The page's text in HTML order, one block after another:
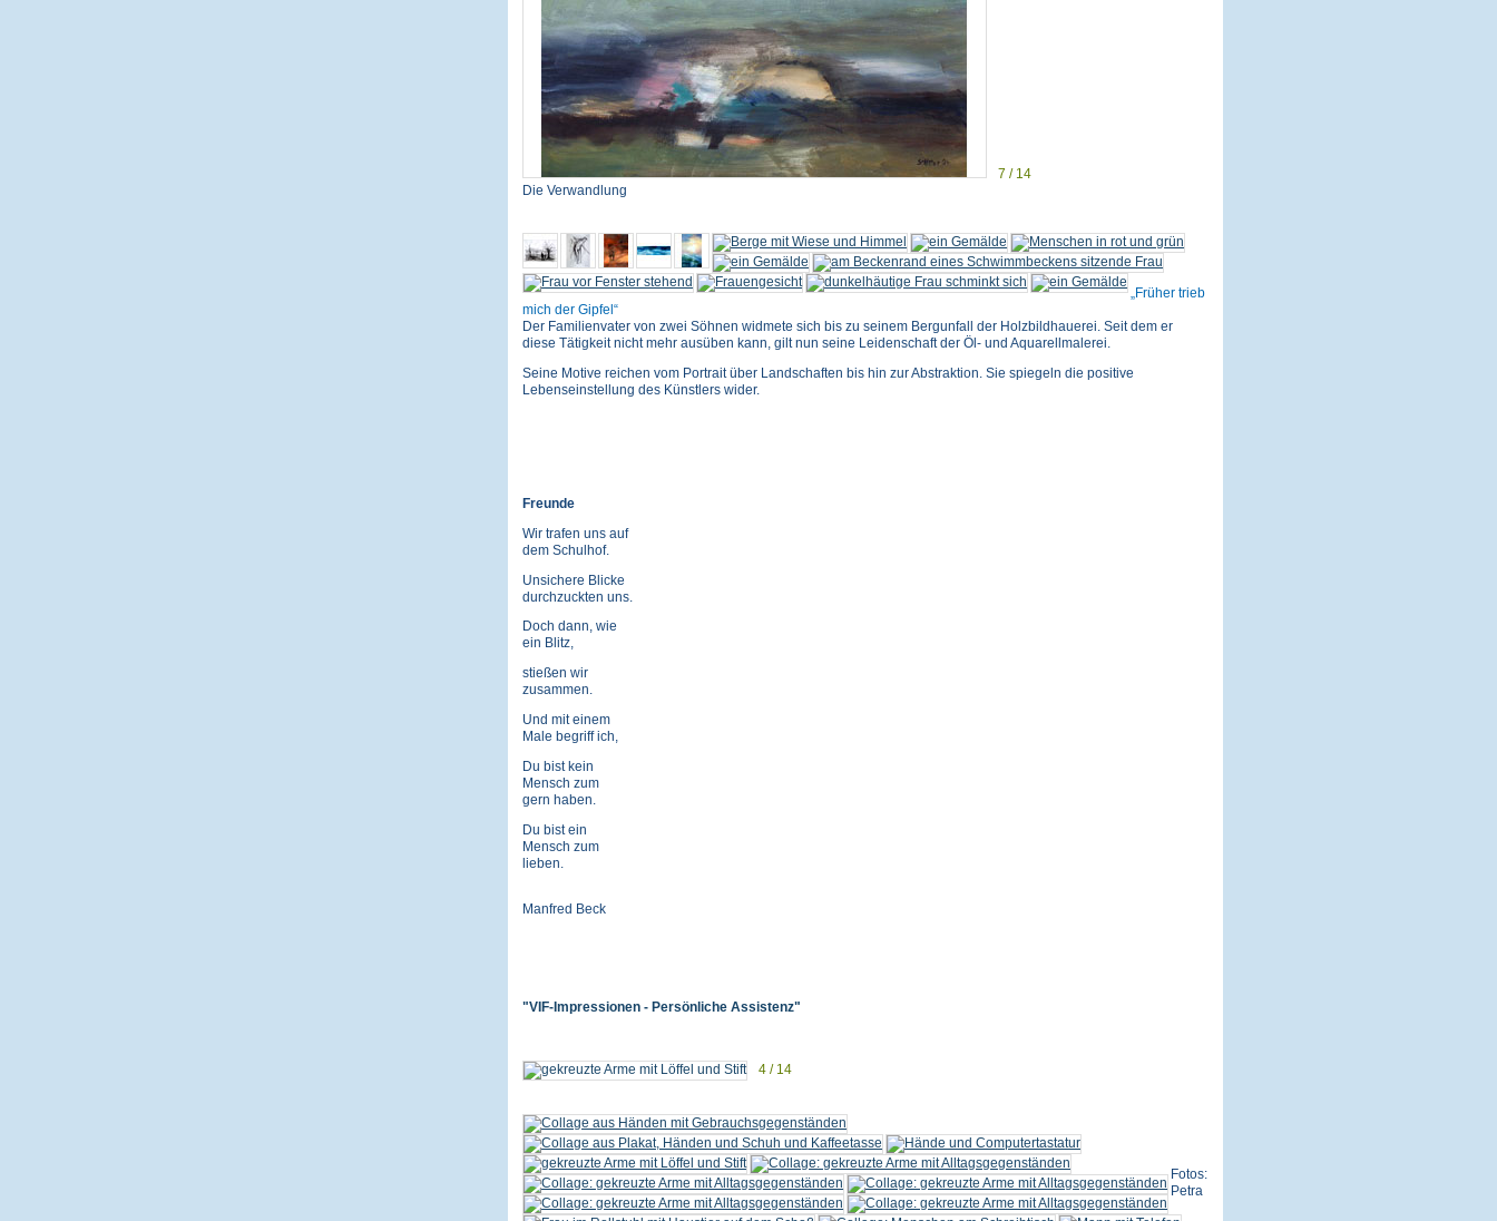
7 / 14
Die Verwandlung
Früher trieb
mich der Gipfel
Der Familienvater von zwei Söhnen widmete sich bis zu seinem Bergunfall der Holzbildhauerei. Seit dem er
diese Tätigkeit nicht mehr ausüben kann, gilt nun seine Leidenschaft der Öl- und Aquarellmalerei.
Seine Motive reichen vom Portrait über Landschaften bis hin zur Abstraktion. Sie spiegeln die positive
Lebenseinstellung des Künstlers wider.
Freunde
Wir trafen uns auf
dem Schulhof.
Unsichere Blicke
durchzuckten uns.
Doch dann, wie
ein Blitz,
stießen wir
zusammen.
Und mit einem
Male begriff ich,
Du bist kein
Mensch zum
gern haben.
Du bist ein
Mensch zum
lieben.
Manfred Beck
"VIF-Impressionen - Persönliche Assistenz"
4 / 14
Fotos:
Petra